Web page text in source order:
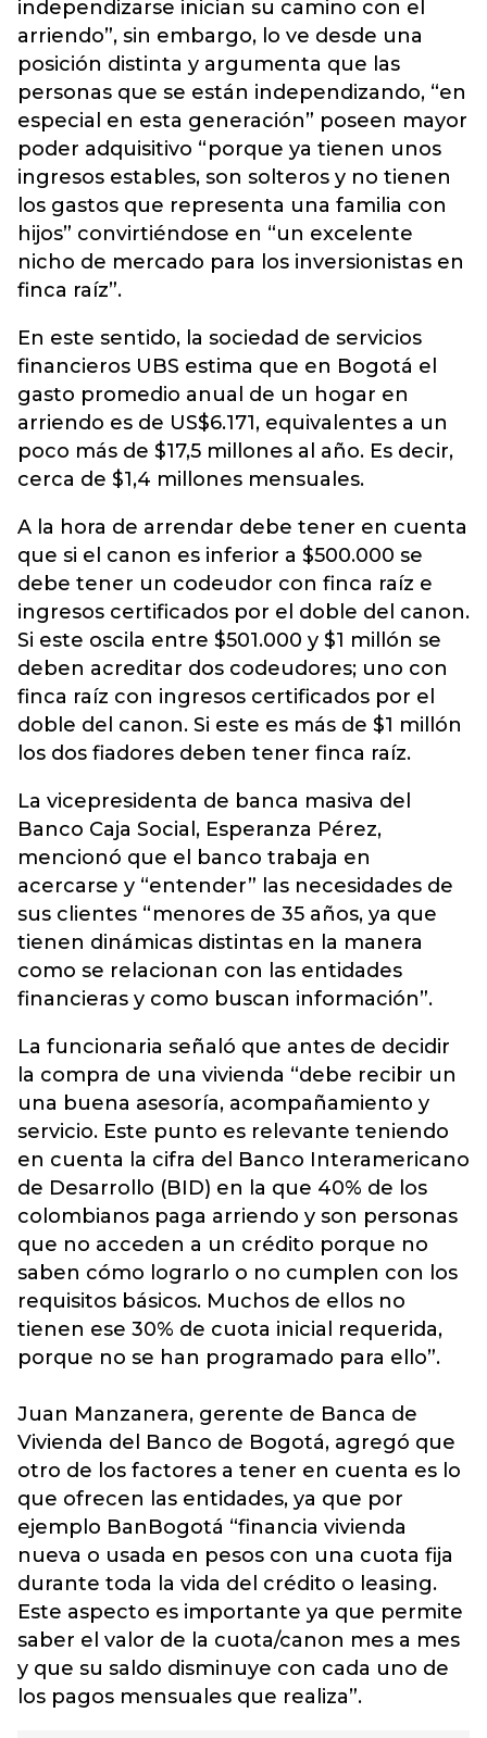
independizarse inician su camino con el
arriendo”, sin embargo, lo ve desde una
posición distinta y argumenta que las
personas que se están independizando, “en
especial en esta generación” poseen mayor
poder adquisitivo “porque ya tienen unos
ingresos estables, son solteros y no tienen
los gastos que representa una familia con
hijos” convirtiéndose en “un excelente
nicho de mercado para los inversionistas en
finca raíz”.
En este sentido, la sociedad de servicios
financieros UBS estima que en Bogotá el
gasto promedio anual de un hogar en
arriendo es de US$6.171, equivalentes a un
poco más de $17,5 millones al año. Es decir,
cerca de $1,4 millones mensuales.
A la hora de arrendar debe tener en cuenta
que si el canon es inferior a $500.000 se
debe tener un codeudor con finca raíz e
ingresos certificados por el doble del canon.
Si este oscila entre $501.000 y $1 millón se
deben acreditar dos codeudores; uno con
finca raíz con ingresos certificados por el
doble del canon. Si este es más de $1 millón
los dos fiadores deben tener finca raíz.
La vicepresidenta de banca masiva del
Banco Caja Social, Esperanza Pérez,
mencionó que el banco trabaja en
acercarse y “entender” las necesidades de
sus clientes “menores de 35 años, ya que
tienen dinámicas distintas en la manera
como se relacionan con las entidades
financieras y como buscan información”.
La funcionaria señaló que antes de decidir
la compra de una vivienda “debe recibir un
una buena asesoría, acompañamiento y
servicio. Este punto es relevante teniendo
en cuenta la cifra del Banco Interamericano
de Desarrollo (BID) en la que 40% de los
colombianos paga arriendo y son personas
que no acceden a un crédito porque no
saben cómo lograrlo o no cumplen con los
requisitos básicos. Muchos de ellos no
tienen ese 30% de cuota inicial requerida,
porque no se han programado para ello”.
Juan Manzanera, gerente de Banca de
Vivienda del Banco de Bogotá, agregó que
otro de los factores a tener en cuenta es lo
que ofrecen las entidades, ya que por
ejemplo BanBogotá “financia vivienda
nueva o usada en pesos con una cuota fija
durante toda la vida del crédito o leasing.
Este aspecto es importante ya que permite
saber el valor de la cuota/canon mes a mes
y que su saldo disminuye con cada uno de
los pagos mensuales que realiza”.